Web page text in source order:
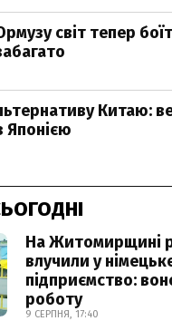
світ тепер
Китаю:
Японією
На Житомирщині
влучили у
підприємство:
роботу
9 СЕРПНЯ, 17:40